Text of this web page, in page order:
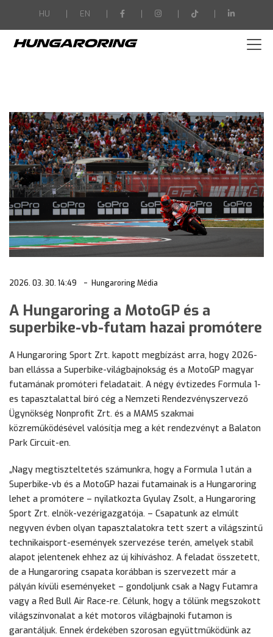
HU EN
2026. 03. 30. 14:49 Hungaroring Média
A Hungaroring a MotoGP és a
superbike-vb-futam hazai promótere
A Hungaroring Sport Zrt. kapott megbízást arra, hogy 2026-
ban ellássa a Superbike-világbajnokság és a MotoGP magyar
futamának promóteri feladatait. A négy évtizedes Formula 1-
es tapasztalattal bíró cég a Nemzeti Rendezvényszervező
Ügynökség Nonprofit Zrt. és a MAMS szakmai
közreműködésével valósítja meg a két rendezvényt a Balaton
Park Circuit-en.
„Nagy megtiszteltetés számunkra, hogy a Formula 1 után a
Superbike-vb és a MotoGP hazai futamainak is a Hungaroring
lehet a promótere – nyilatkozta Gyulay Zsolt, a Hungaroring
Sport Zrt. elnök-vezérigazgatója. – Csapatunk az elmúlt
negyven évben olyan tapasztalatokra tett szert a világszintű
technikaisport-események szervezése terén, amelyek stabil
alapot jelentenek ehhez az új kihíváshoz. A feladat összetett,
de a Hungaroring csapata korábban is szervezett már a
pályán kívüli eseményeket – gondoljunk csak a Nagy Futamra
vagy a Red Bull Air Race-re. Célunk, hogy a tőlünk megszokott
világszínvonalat a két motoros világbajnoki futamon is
garantáljuk. Ennek érdekében szorosan együttműködünk az